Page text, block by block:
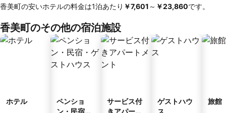
香美町の安いホテルの料金は1泊あたり ‎￥7,601 ～ ‎￥23,860です。
香美町のその他の宿泊施設
ホテル
ペンショ
ン・民宿・
サービス付
きアパート
ゲストハウ
ス
旅館